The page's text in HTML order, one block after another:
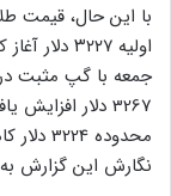
با این حال، قیمت
اولیه
3267 دلار
نگارش این گزارش به 3240 دلار رسیده است.